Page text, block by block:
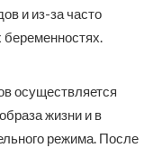
и из-за часто
беременностях.
осуществляется
жизни и в
режима. После